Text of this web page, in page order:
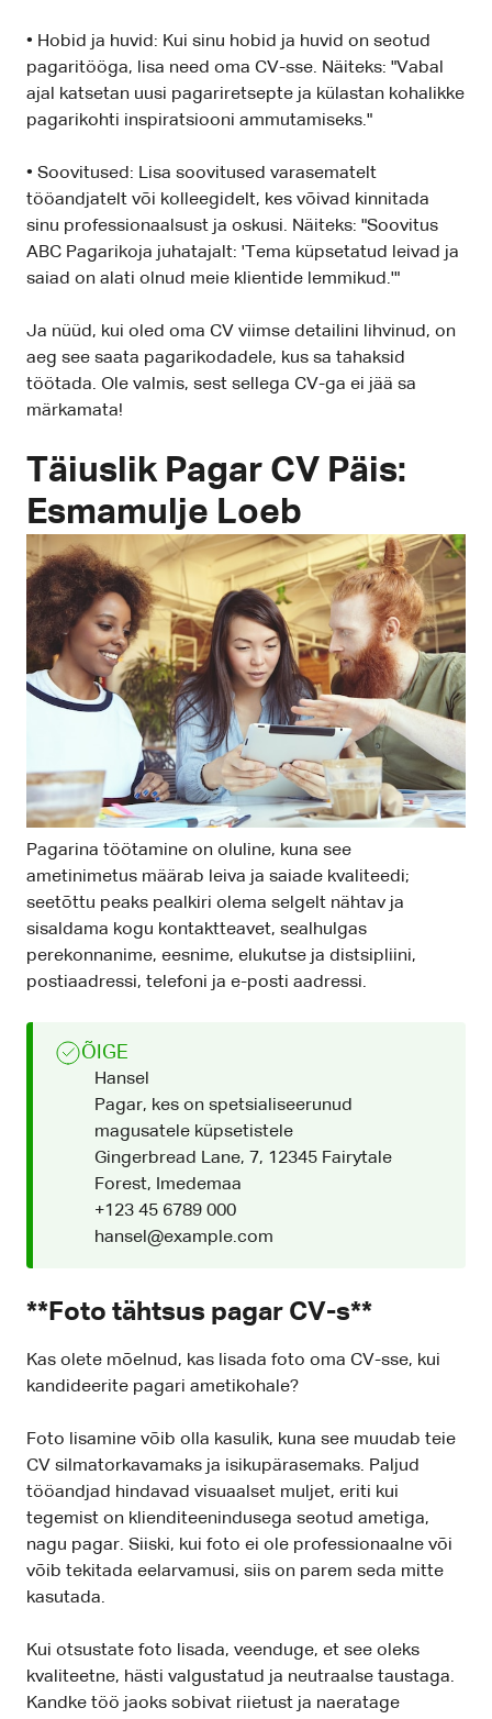
• Hobid ja huvid: Kui sinu hobid ja huvid on seotud
pagaritööga, lisa need oma CV-sse. Näiteks: "Vabal
ajal katsetan uusi pagariretsepte ja külastan kohalikke
pagarikohti inspiratsiooni ammutamiseks."
• Soovitused: Lisa soovitused varasematelt
tööandjatelt või kolleegidelt, kes võivad kinnitada
sinu professionaalsust ja oskusi. Näiteks: "Soovitus
ABC Pagarikoja juhatajalt: 'Tema küpsetatud leivad ja
saiad on alati olnud meie klientide lemmikud.'"
Ja nüüd, kui oled oma CV viimse detailini lihvinud, on
aeg see saata pagarikodadele, kus sa tahaksid
töötada. Ole valmis, sest sellega CV-ga ei jää sa
märkamata!
Täiuslik Pagar CV Päis:
Esmamulje Loeb
Pagarina töötamine on oluline, kuna see
ametinimetus määrab leiva ja saiade kvaliteedi;
seetõttu peaks pealkiri olema selgelt nähtav ja
sisaldama kogu kontaktteavet, sealhulgas
perekonnanime, eesnime, elukutse ja distsipliini,
postiaadressi, telefoni ja e-posti aadressi.
ÕIGE
Hansel
Pagar, kes on spetsialiseerunud
magusatele küpsetistele
Gingerbread Lane, 7, 12345 Fairytale
Forest, Imedemaa
+123 45 6789 000
hansel@example.com
**Foto tähtsus pagar CV-s**
Kas olete mõelnud, kas lisada foto oma CV-sse, kui
kandideerite pagari ametikohale?
Foto lisamine võib olla kasulik, kuna see muudab teie
CV silmatorkavamaks ja isikupärasemaks. Paljud
tööandjad hindavad visuaalset muljet, eriti kui
tegemist on klienditeenindusega seotud ametiga,
nagu pagar. Siiski, kui foto ei ole professionaalne või
võib tekitada eelarvamusi, siis on parem seda mitte
kasutada.
Kui otsustate foto lisada, veenduge, et see oleks
kvaliteetne, hästi valgustatud ja neutraalse taustaga.
Kandke töö jaoks sobivat riietust ja naeratage